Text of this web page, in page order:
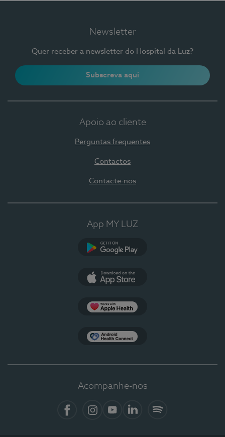
Newsletter
Quer receber a newsletter do Hospital da Luz?
Subscreva aqui
Apoio ao cliente
Perguntas frequentes
Contactos
Contacte-nos
App MY LUZ
Acompanhe-nos